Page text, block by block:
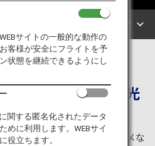
エリアで探す
能できる人気の観光
観光から北のおすすめグルメな
サイトの一般的な動作の
客様が安全にフライトを予
状態を継続できるようにし
関する匿名化されたデータ
めに利用します。WEBサイ
役立ちます。